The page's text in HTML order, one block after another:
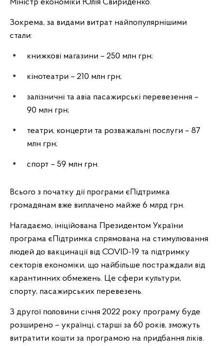
Міністр економіки Юлія Свириденко.
Зокрема, за видами витрат найпопулярнішими
стали:
книжкові магазини – 250 млн грн;
кінотеатри – 210 млн грн;
залізничні та авіа пасажирські перевезення –
90 млн грн;
театри, концерти та розважальні послуги – 87
млн грн;
спорт – 59 млн грн.
Всього з початку дії програми єПідтримка
громадянам вже виплачено майже 6 млрд грн.
Нагадаємо, ініційована Президентом України
програма єПідтримка спрямована на стимулювання
людей до вакцинації від COVID-19 та підтримку
секторів економіки, що найбільше постраждали від
карантинних обмежень. Це сфери культури,
спорту, пасажирських перевезень.
З другої половини січня 2022 року програму буде
розширено – українці, старші за 60 років, зможуть
витратити кошти за програмою на придбання ліків.